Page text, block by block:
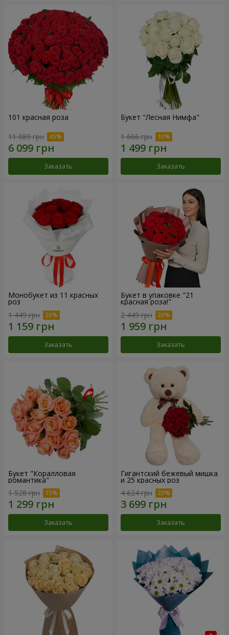
101 красная роза
11 089 грн
Заказать
Букет "Лесная Нимфа"
1 666 грн
Заказать
Монобукет из 11 красных
роз
1 449 грн
Заказать
Букет в упаковке "21
красная роза!"
2 449 грн
Заказать
Букет "Коралловая
романтика"
1 528 грн
Заказать
Гигантский бежевый мишка
и 25 красных роз
4 624 грн
Заказать